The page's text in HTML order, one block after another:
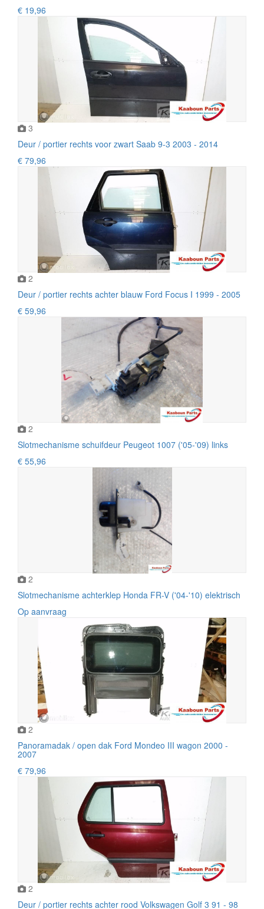
€ 19,96
3
Deur / portier rechts voor zwart Saab 9-3 2003 - 2014
€ 79,96
2
Deur / portier rechts achter blauw Ford Focus I 1999 - 2005
€ 59,96
2
Slotmechanisme schuifdeur Peugeot 1007 ('05-'09) links
€ 55,96
2
Slotmechanisme achterklep Honda FR-V ('04-'10) elektrisch
Op aanvraag
2
Panoramadak / open dak Ford Mondeo III wagon 2000 -
2007
€ 79,96
2
Deur / portier rechts achter rood Volkswagen Golf 3 91 - 98